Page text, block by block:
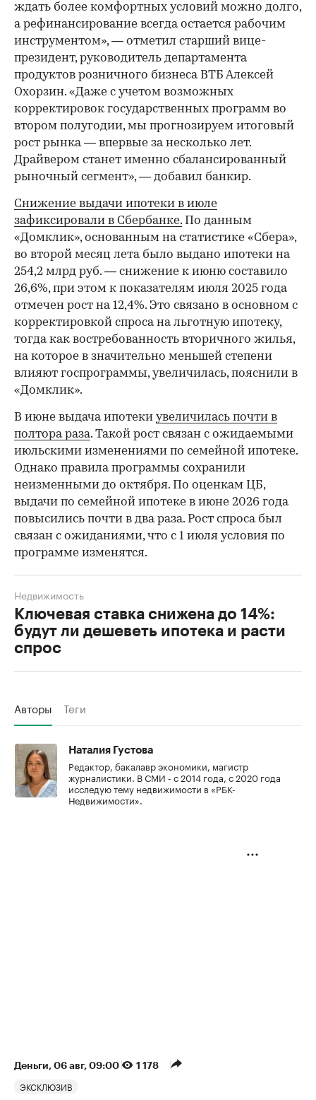
ждать более комфортных условий можно долго,
а рефинансирование всегда остается рабочим
инструментом», — отметил старший вице-
президент, руководитель департамента
продуктов розничного бизнеса ВТБ Алексей
Охорзин. «Даже с учетом возможных
корректировок государственных программ во
втором полугодии, мы прогнозируем итоговый
рост рынка — впервые за несколько лет.
Драйвером станет именно сбалансированный
рыночный сегмент», — добавил банкир.
Снижение выдачи ипотеки в июле
зафиксировали в Сбербанке. По данным
«Домклик», основанным на статистике «Сбера»,
во второй месяц лета было выдано ипотеки на
254,2 млрд руб. — снижение к июню составило
26,6%, при этом к показателям июля 2025 года
отмечен рост на 12,4%. Это связано в основном с
корректировкой спроса на льготную ипотеку,
тогда как востребованность вторичного жилья,
на которое в значительно меньшей степени
влияют госпрограммы, увеличилась, пояснили в
«Домклик».
В июне выдача ипотеки увеличилась почти в
полтора раза. Такой рост связан с ожидаемыми
июльскими изменениями по семейной ипотеке.
Однако правила программы сохранили
неизменными до октября. По оценкам ЦБ,
выдачи по семейной ипотеке в июне 2026 года
повысились почти в два раза. Рост спроса был
связан с ожиданиями, что с 1 июля условия по
программе изменятся.
Ключевая ставка снижена до 14%:
будут ли дешеветь ипотека и расти
спрос
Недвижимость
Авторы Теги
Наталия Густова
Редактор, бакалавр экономики, магистр
журналистики. В СМИ - с 2014 года, с 2020 года
исследую тему недвижимости в «РБК-
Недвижимости».
Деньги⁠, 06 авг, 09:00 1 178
ЭКСКЛЮЗИВ